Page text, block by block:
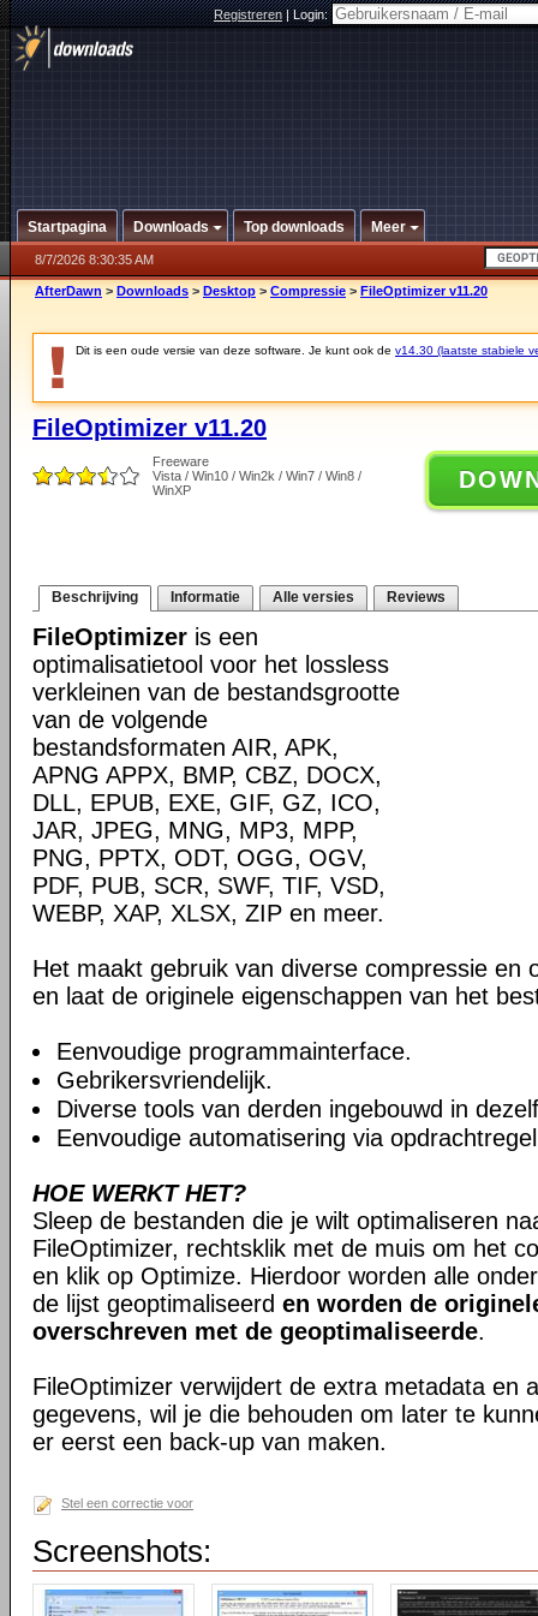
Registreren|Login:
Startpagina Downloads Top downloads Meer
8/7/2026 8:30:35 AM
AfterDawn > Downloads > Desktop > Compressie > FileOptimizer v11.20
Dit is een oude versie van deze software. Je kunt ook de v14.30 (laatste stabiele
FileOptimizer v11.20
Freeware
Vista / Win10 / Win2k / Win7 / Win8 /
WinXP
Beschrijving Informatie Alle versies Reviews
FileOptimizer is een
optimalisatietool voor het lossless
verkleinen van de bestandsgrootte
van de volgende
bestandsformaten AIR, APK,
APNG APPX, BMP, CBZ, DOCX,
DLL, EPUB, EXE, GIF, GZ, ICO,
JAR, JPEG, MNG, MP3, MPP,
PNG, PPTX, ODT, OGG, OGV,
PDF, PUB, SCR, SWF, TIF, VSD,
WEBP, XAP, XLSX, ZIP en meer.
Het maakt gebruik van diverse compressie en
en laat de originele eigenschappen van het
Eenvoudige programmainterface.
Gebrikersvriendelijk.
Diverse tools van derden ingebouwd in
Eenvoudige automatisering via
HOE WERKT HET?
Sleep de bestanden die je wilt optimaliseren
FileOptimizer, rechtsklik met de muis om het
en klik op Optimize. Hierdoor worden alle
de lijst geoptimaliseerd en worden de
overschreven met de geoptimaliseerde.
FileOptimizer verwijdert de extra metadata en
gegevens, wil je die behouden om later te
er eerst een back-up van maken.
Stel een correctie voor
Screenshots: